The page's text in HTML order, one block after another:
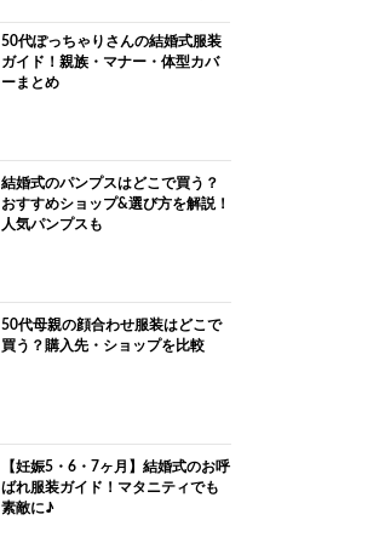
50代ぽっちゃりさんの結婚式服装
ガイド！親族・マナー・体型カバ
ーまとめ
結婚式のパンプスはどこで買う？
おすすめショップ&選び方を解説！
人気パンプスも
50代母親の顔合わせ服装はどこで
買う？購入先・ショップを比較
【妊娠5・6・7ヶ月】結婚式のお呼
ばれ服装ガイド！マタニティでも
素敵に♪